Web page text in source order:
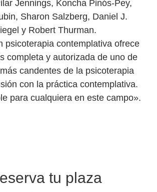
Jennings, Koncha Pinós-Pey,
Sharon Salzberg, Daniel J.
y Robert Thurman.
psicoterapia contemplativa ofrece
completa y autorizada de uno de
candentes de la psicoterapia
con la práctica contemplativa.
para cualquiera en este campo».
tu plaza